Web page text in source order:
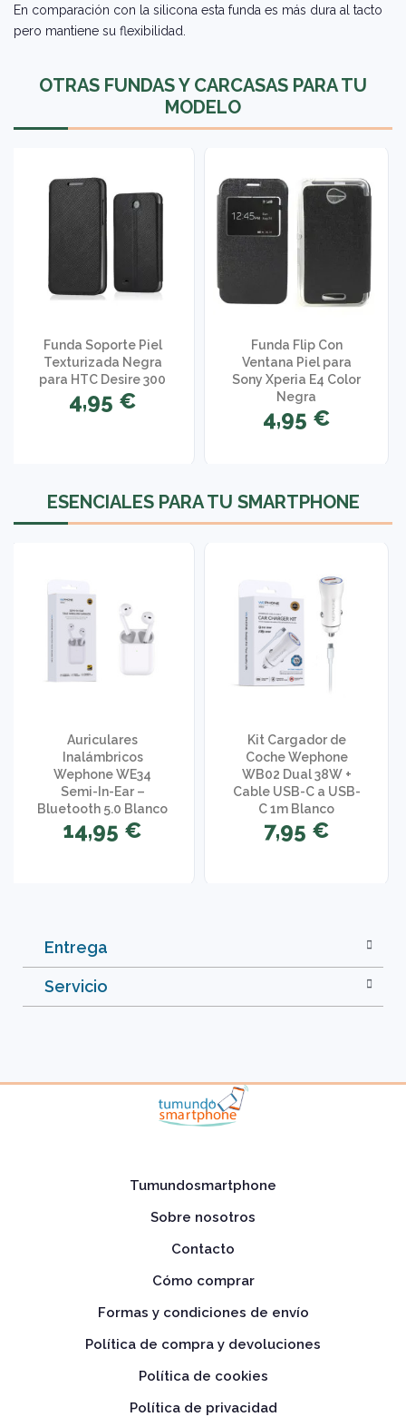
En comparación con la silicona esta funda es más dura al tacto
pero mantiene su flexibilidad.
OTRAS FUNDAS Y CARCASAS PARA TU
MODELO
Funda Soporte Piel
Texturizada Negra
para HTC Desire 300
4,95 €
Funda Flip Con
Ventana Piel para
Sony Xperia E4 Color
Negra
4,95 €
1 opinión
ESENCIALES PARA TU SMARTPHONE
Auriculares
Inalámbricos
Wephone WE34
Semi-In-Ear –
Bluetooth 5.0 Blanco
14,95 €
Kit Cargador de
Coche Wephone
WB02 Dual 38W +
Cable USB-C a USB-
C 1m Blanco
7,95 €
Entrega
Servicio
Tumundosmartphone
Sobre nosotros
Contacto
Cómo comprar
Formas y condiciones de envío
Política de compra y devoluciones
Política de cookies
Política de privacidad